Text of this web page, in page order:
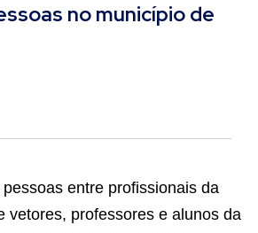
no município de
entre profissionais da
vetores, professores e alunos da